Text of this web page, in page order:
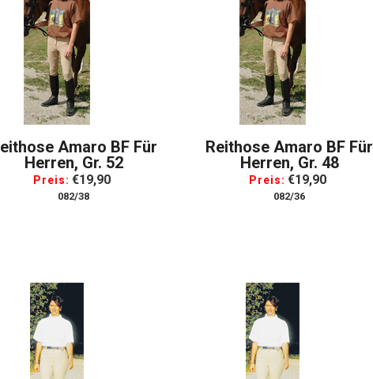
Amaro BF Für
Herren, Gr. 52
Preis: €19,90
082/38
Reithose Amaro BF Für
Herren, Gr. 48
Preis: €19,90
082/36